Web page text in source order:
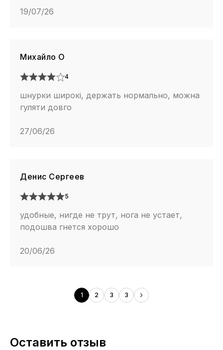
19/07/26
Михайло О
4
шнурки широкі, держать нормально, можна
гуляти довго
27/06/26
Денис Сергеев
5
удобные, нигде не трут, нога не устает,
подошва гнется хорошо
20/06/26
1 2 3 3
Оставить отзыв